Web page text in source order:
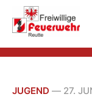
JUGEND — 27.